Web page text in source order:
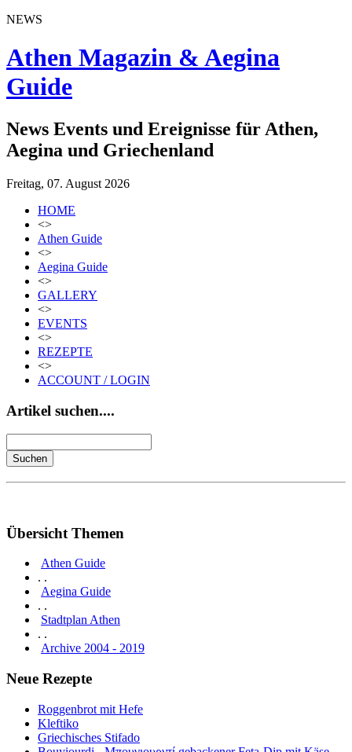
NEWS
Athen Magazin & Aegina
Guide
News Events und Ereignisse für Athen,
Aegina und Griechenland
Freitag, 07. August 2026
HOME
<>
Athen Guide
<>
Aegina Guide
<>
GALLERY
<>
EVENTS
<>
REZEPTE
<>
ACCOUNT / LOGIN
Artikel suchen....
Übersicht Themen
Athen Guide
. .
Aegina Guide
. .
Stadtplan Athen
. .
Archive 2004 - 2019
Neue Rezepte
Roggenbrot mit Hefe
Kleftiko
Griechisches Stifado